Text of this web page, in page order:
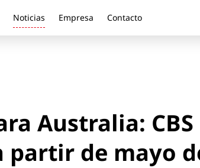
Noticias Empresa Contacto
Australia: CBS
partir de mayo